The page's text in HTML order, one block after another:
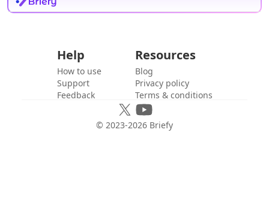
Help
How to use
Support
Feedback
Resources
Blog
Privacy policy
Terms & conditions
© 2023-2026 Briefy